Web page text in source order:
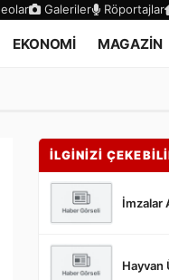
Galeriler Röportajlar
EKONOMİ MAGAZİN
İLGİNİZİ
İmzalar
Hayvan